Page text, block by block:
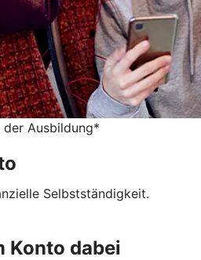
der Ausbildung*
Selbstständigkeit.
Konto dabei